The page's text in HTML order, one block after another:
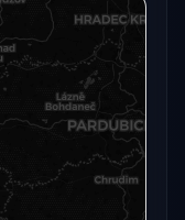
dostupný.
→